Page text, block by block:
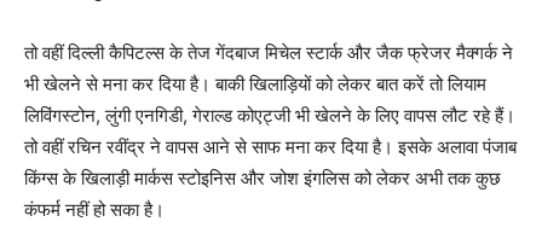
तो वहीं दिल्ली कैपिटल्स के तेज गेंदबाज मिचेल स्टार्क और जैक फ्रेजर मैक्गर्क ने
भी खेलने से मना कर दिया है। बाकी खिलाड़ियों को लेकर बात करें तो लियाम
लिविंगस्टोन, लुंगी एनगिडी, गेराल्ड कोएट्जी भी खेलने के लिए वापस लौट रहे हैं।
तो वहीं रचिन रवींद्र ने वापस आने से साफ मना कर दिया है। इसके अलावा पंजाब
किंग्स के खिलाड़ी मार्कस स्टोइनिस और जोश इंगलिस को लेकर अभी तक कुछ
कंफर्म नहीं हो सका है।